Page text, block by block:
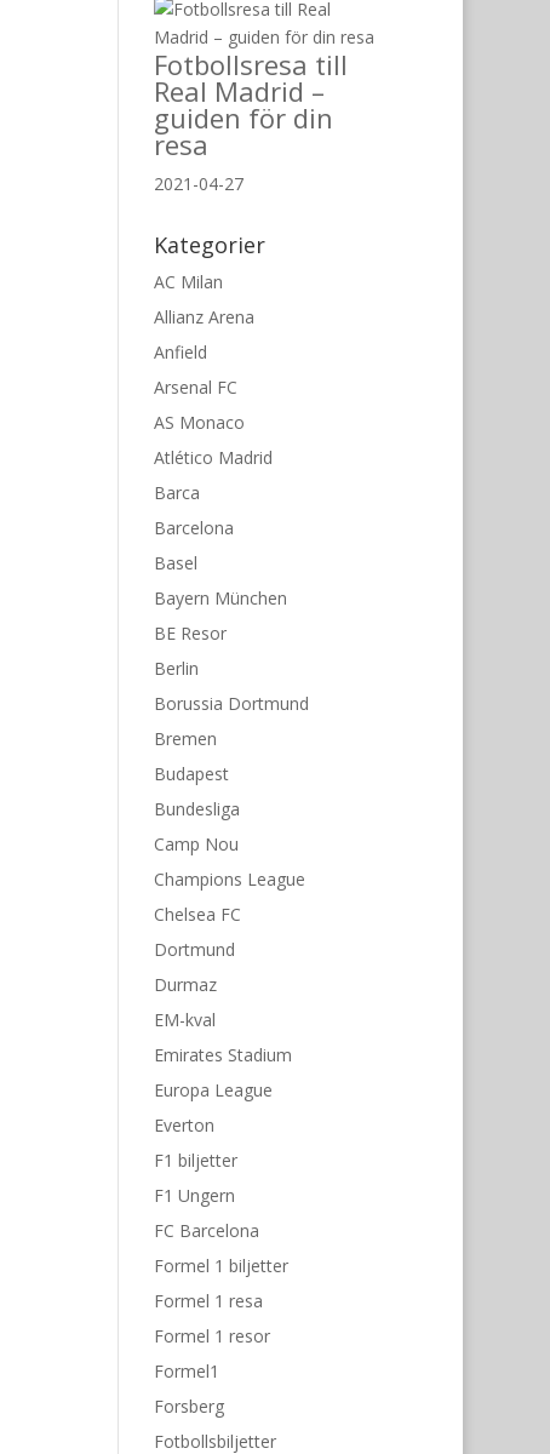
Fotbollsresa till
Real Madrid –
guiden för din
resa
2021-04-27
Kategorier
AC Milan
Allianz Arena
Anfield
Arsenal FC
AS Monaco
Atlético Madrid
Barca
Barcelona
Basel
Bayern München
BE Resor
Berlin
Borussia Dortmund
Bremen
Budapest
Bundesliga
Camp Nou
Champions League
Chelsea FC
Dortmund
Durmaz
EM-kval
Emirates Stadium
Europa League
Everton
F1 biljetter
F1 Ungern
FC Barcelona
Formel 1 biljetter
Formel 1 resa
Formel 1 resor
Formel1
Forsberg
Fotbollsbiljetter